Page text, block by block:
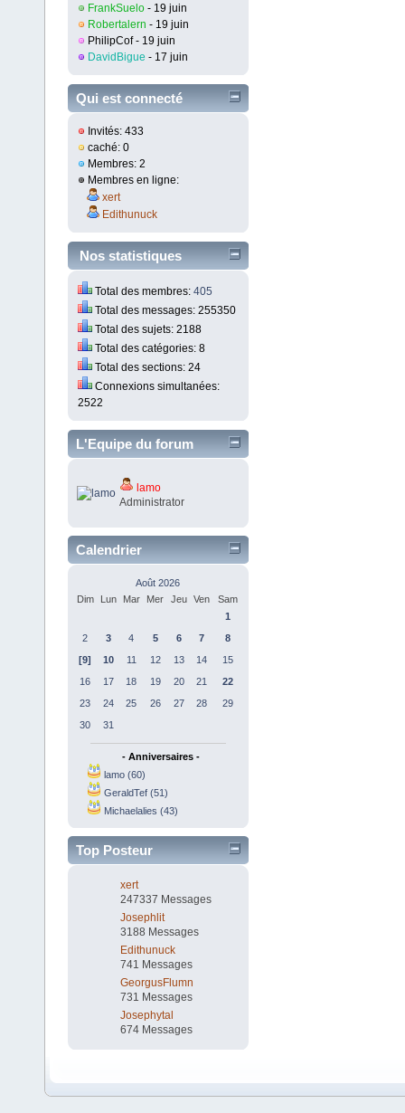
FrankSuelo - 19 juin
Robertalern - 19 juin
PhilipCof- 19 juin
DavidBigue - 17 juin
Qui est connecté
Invités: 433
caché: 0
Membres: 2
Membres en ligne:
xert
Edithunuck
Nos statistiques
Total des membres:405
Total des messages: 255350
Total des sujets: 2188
Total des catégories: 8
Total des sections: 24
Connexions simultanées:
2522
L'Equipe du forum
lamo
Administrator
Calendrier
Août 2026
Dim
Lun Mar Mer Jeu Ven
Sam
1
2
3 4 5 6 7
8
[9]
10 11 12 13 14
15
16
17 18 19 20 21
22
23
24 25 26 27 28
29
30
31
- Anniversaires -
lamo (60)
GeraldTef (51)
Michaelalies (43)
Top Posteur
xert
247337 Messages
Josephlit
3188 Messages
Edithunuck
741 Messages
GeorgusFlumn
731 Messages
Josephytal
674 Messages